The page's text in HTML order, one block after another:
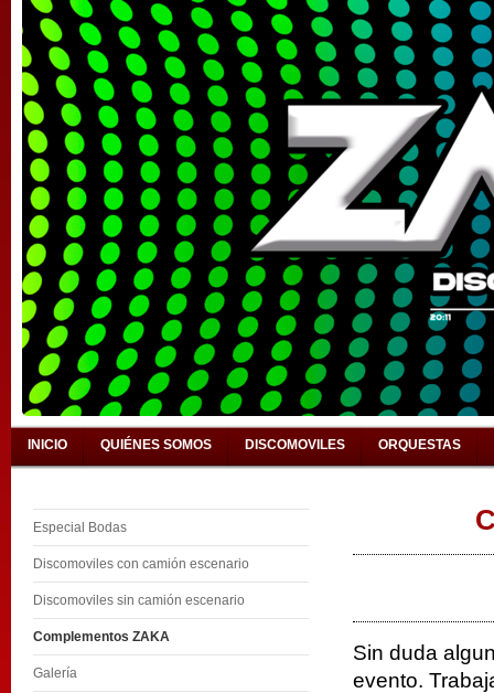
INICIO QUIÉNES SOMOS DISCOMOVILES ORQUESTAS
Especial Bodas
Discomoviles con camión escenario
Discomoviles sin camión escenario
Complementos ZAKA
Galería
Sin duda
evento.